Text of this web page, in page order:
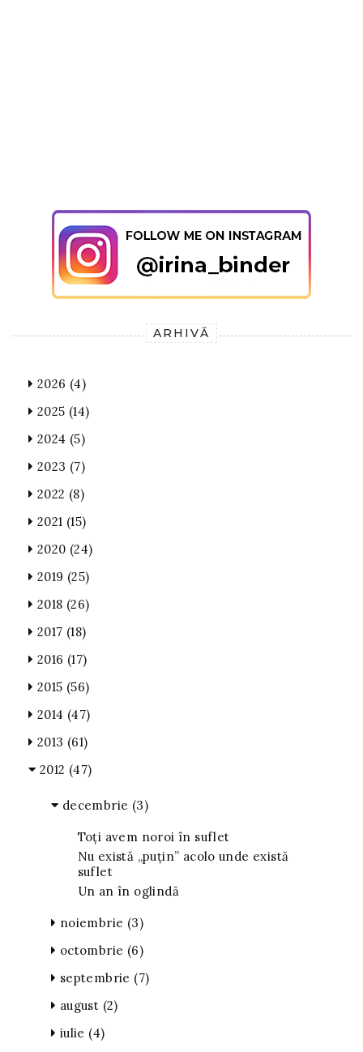
ARHIVĂ
2026 (4)
2025 (14)
2024 (5)
2023 (7)
2022 (8)
2021 (15)
2020 (24)
2019 (25)
2018 (26)
2017 (18)
2016 (17)
2015 (56)
2014 (47)
2013 (61)
2012 (47)
decembrie (3)
Toți avem noroi în suflet
Nu există „puțin” acolo unde există
suflet
Un an în oglindă
noiembrie (3)
octombrie (6)
septembrie (7)
august (2)
iulie (4)